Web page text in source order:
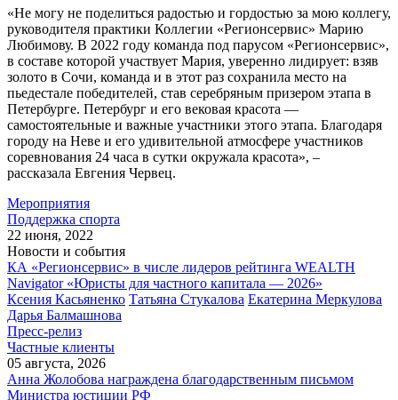
«Не могу не поделиться радостью и гордостью за мою коллегу,
руководителя практики Коллегии «Регионсервис» Марию
Любимову. В 2022 году команда под парусом «Регионсервис»,
в составе которой участвует Мария, уверенно лидирует: взяв
золото в Сочи, команда и в этот раз сохранила место на
пьедестале победителей, став серебряным призером этапа в
Петербурге. Петербург и его вековая красота —
самостоятельные и важные участники этого этапа. Благодаря
городу на Неве и его удивительной атмосфере участников
соревнования 24 часа в сутки окружала красота», –
рассказала Евгения Червец.
Мероприятия
Поддержка спорта
22 июня, 2022
Новости и события
КА «Регионсервис» в числе лидеров рейтинга WEALTH
Navigator «Юристы для частного капитала — 2026»
Ксения Касьяненко Татьяна Стукалова Екатерина Меркулова
Дарья Балмашнова
Пресс-релиз
Частные клиенты
05 августа, 2026
Анна Жолобова награждена благодарственным письмом
Министра юстиции РФ